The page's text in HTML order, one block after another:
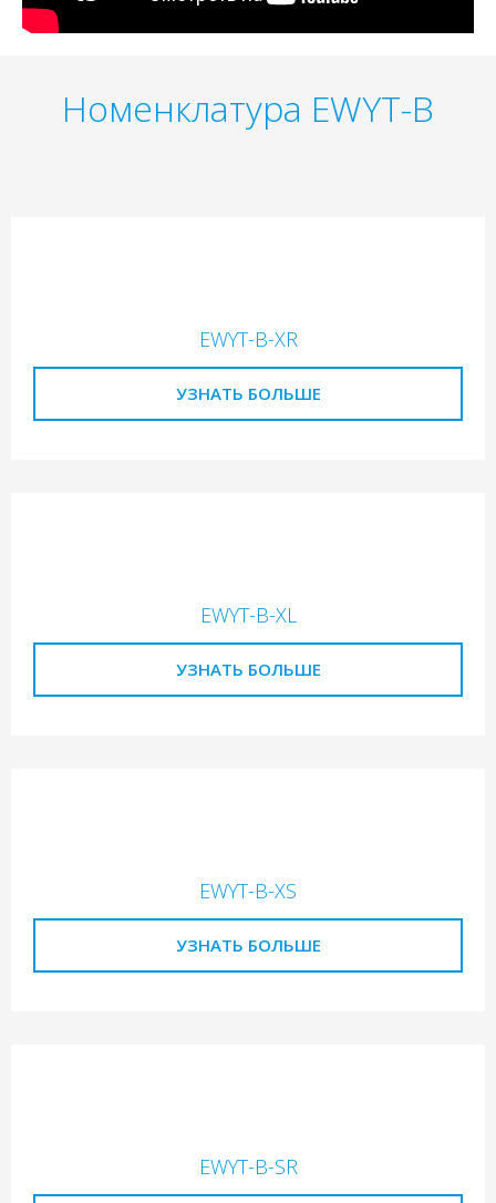
Номенклатура EWYT-B
EWYT-B-XR
УЗНАТЬ БОЛЬШЕ
EWYT-B-XL
УЗНАТЬ БОЛЬШЕ
EWYT-B-XS
УЗНАТЬ БОЛЬШЕ
EWYT-B-SR